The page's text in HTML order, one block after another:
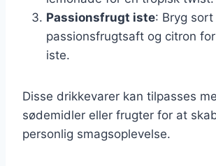
Passionsfrugt iste: Bryg
passionsfrugtsaft og citron
iste.
Disse drikkevarer kan tilpasses
sødemidler eller frugter for at
personlig smagsoplevelse.